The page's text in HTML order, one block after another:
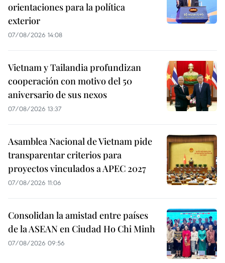
orientaciones para la política
exterior
07/08/2026 14:08
Vietnam y Tailandia profundizan
cooperación con motivo del 50
aniversario de sus nexos
07/08/2026 13:37
Asamblea Nacional de Vietnam pide
transparentar criterios para
proyectos vinculados a APEC 2027
07/08/2026 11:06
Consolidan la amistad entre países
de la ASEAN en Ciudad Ho Chi Minh
07/08/2026 09:56